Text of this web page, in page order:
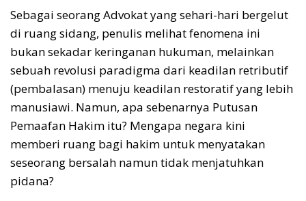
Sebagai seorang Advokat yang sehari-hari bergelut
di ruang sidang, penulis melihat fenomena ini
bukan sekadar keringanan hukuman, melainkan
sebuah revolusi paradigma dari keadilan retributif
(pembalasan) menuju keadilan restoratif yang lebih
manusiawi. Namun, apa sebenarnya Putusan
Pemaafan Hakim itu? Mengapa negara kini
memberi ruang bagi hakim untuk menyatakan
seseorang bersalah namun tidak menjatuhkan
pidana?